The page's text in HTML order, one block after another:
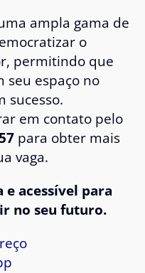
ampla gama de
o
permitindo que
seu espaço no
sucesso.
em contato pelo
para obter mais
vaga.
acessível para
no seu futuro.